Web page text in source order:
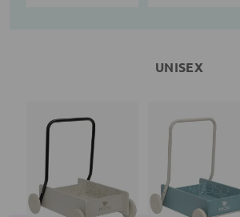
UNISEX